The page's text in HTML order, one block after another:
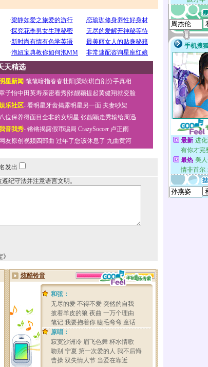
天精选
星新闻-笔笔暗指春春壮阳 梁咏琪自剖分手真相
子怡中田英寿亲密看秀张靓颖提起黄健翔就变脸
乐社区- 看明星牙齿揭露明星另一面 夫妻吵架
八位保养得面目全非的女明星 张靓颖走秀输给周迅
音我秀- 锵锵揭露假币骗局 CrazySoccer 卢正雨
网友原创视频四部曲 过年了您该休息了 九曲黄河
发出
纪守法并注意语言文明。